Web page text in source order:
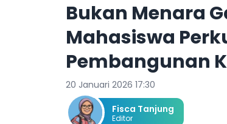
Bukan Menara
Mahasiswa
Pembangunan
20 Januari 2026 17:30
Fisca Tanjung
Editor